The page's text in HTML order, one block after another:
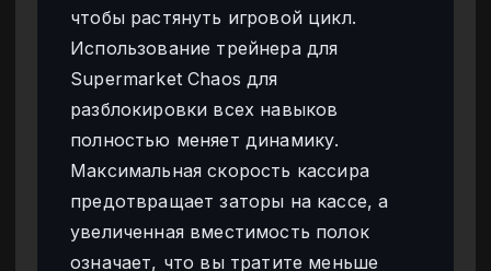
чтобы растянуть игровой цикл.
Использование трейнера для
Supermarket Chaos для
разблокировки всех навыков
полностью меняет динамику.
Максимальная скорость кассира
предотвращает заторы на кассе, а
увеличенная вместимость полок
означает, что вы тратите меньше